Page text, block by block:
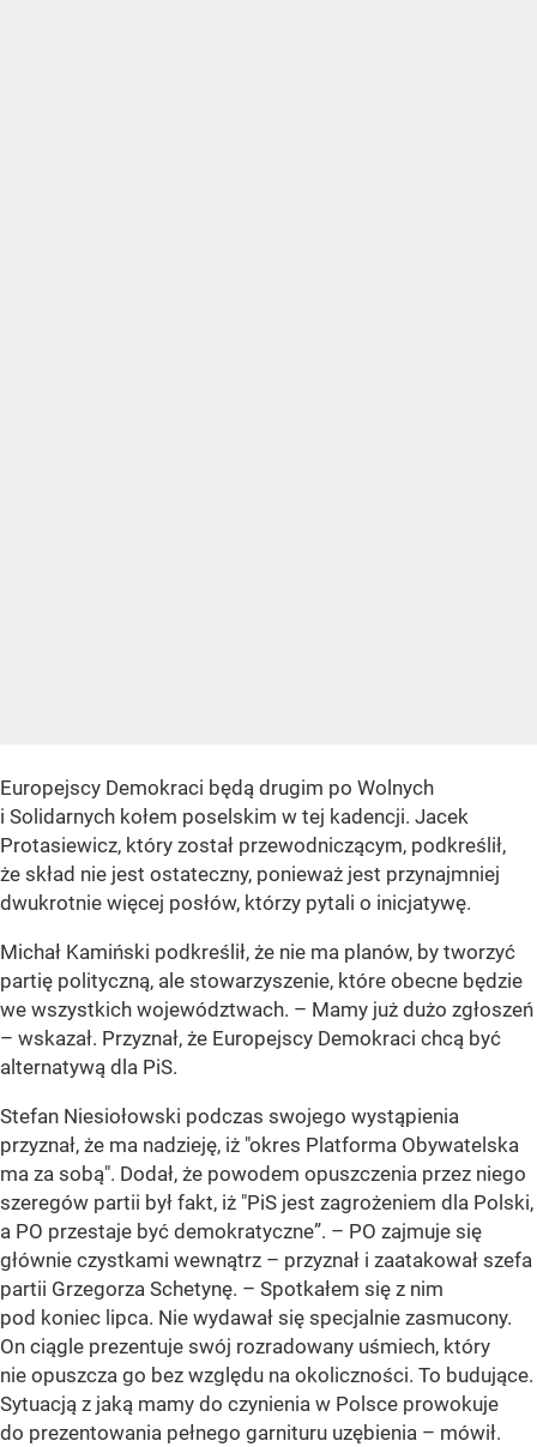
Europejscy Demokraci będą drugim po Wolnych
i Solidarnych kołem poselskim w tej kadencji. Jacek
Protasiewicz, który został przewodniczącym, podkreślił,
że skład nie jest ostateczny, ponieważ jest przynajmniej
dwukrotnie więcej posłów, którzy pytali o inicjatywę.
Michał Kamiński podkreślił, że nie ma planów, by tworzyć
partię polityczną, ale stowarzyszenie, które obecne będzie
we wszystkich województwach. – Mamy już dużo zgłoszeń
– wskazał. Przyznał, że Europejscy Demokraci chcą być
alternatywą dla PiS.
Stefan Niesiołowski podczas swojego wystąpienia
przyznał, że ma nadzieję, iż "okres Platforma Obywatelska
ma za sobą". Dodał, że powodem opuszczenia przez niego
szeregów partii był fakt, iż "PiS jest zagrożeniem dla Polski,
a PO przestaje być demokratyczne”. – PO zajmuje się
głównie czystkami wewnątrz – przyznał i zaatakował szefa
partii Grzegorza Schetynę. – Spotkałem się z nim
pod koniec lipca. Nie wydawał się specjalnie zasmucony.
On ciągle prezentuje swój rozradowany uśmiech, który
nie opuszcza go bez względu na okoliczności. To budujące.
Sytuacją z jaką mamy do czynienia w Polsce prowokuje
do prezentowania pełnego garnituru uzębienia – mówił.